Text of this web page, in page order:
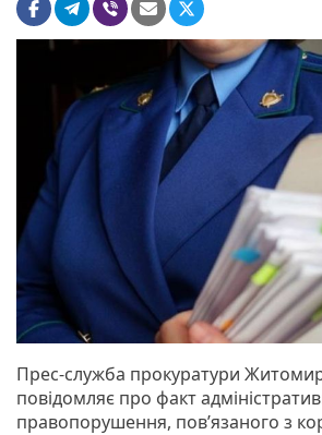
Прес-служба прокуратури
повідомляє про факт
правопорушення, пов’язаного з